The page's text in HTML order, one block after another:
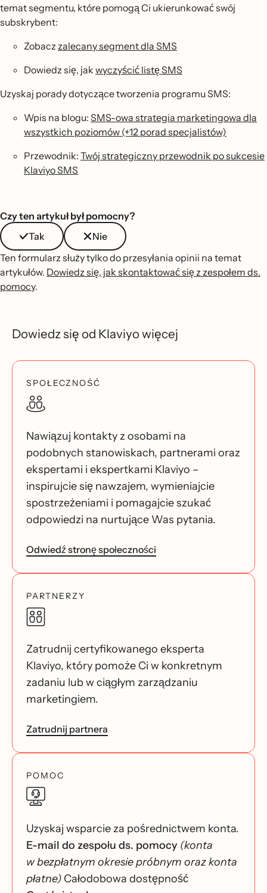
temat segmentu, które pomogą Ci ukierunkować swój
subskrybent:
Zobacz zalecany segment dla SMS
Dowiedz się, jak wyczyścić listę SMS
Uzyskaj porady dotyczące tworzenia programu SMS:
Wpis na blogu: SMS-owa strategia marketingowa dla
wszystkich poziomów (+12 porad specjalistów)
Przewodnik: Twój strategiczny przewodnik po sukcesie
Klaviyo SMS
Czy ten artykuł był pomocny?
Tak
Nie
Ten formularz służy tylko do przesyłania opinii na temat
artykułów. Dowiedz się, jak skontaktować się z zespołem ds.
pomocy.
Dowiedz się od Klaviyo więcej
SPOŁECZNOŚĆ
Nawiązuj kontakty z osobami na
podobnych stanowiskach, partnerami oraz
ekspertami i ekspertkami Klaviyo –
inspirujcie się nawzajem, wymieniajcie
spostrzeżeniami i pomagajcie szukać
odpowiedzi na nurtujące Was pytania.
Odwiedź stronę społeczności
PARTNERZY
Zatrudnij certyfikowanego eksperta
Klaviyo, który pomoże Ci w konkretnym
zadaniu lub w ciągłym zarządzaniu
marketingiem.
Zatrudnij partnera
POMOC
Uzyskaj wsparcie za pośrednictwem konta.
E-mail do zespołu ds. pomocy (konta
w bezpłatnym okresie próbnym oraz konta
płatne) Całodobowa dostępność